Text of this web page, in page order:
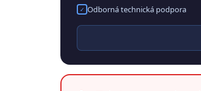
✓ Odborná technická podpora